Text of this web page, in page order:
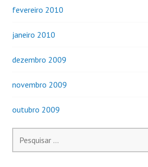
fevereiro 2010
janeiro 2010
dezembro 2009
novembro 2009
outubro 2009
por: